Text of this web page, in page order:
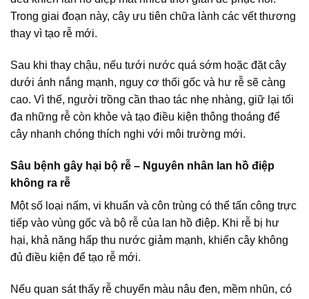
Trong giai đoạn này, cây ưu tiên chữa lành các vết thương
thay vì tạo rễ mới.
Sau khi thay chậu, nếu tưới nước quá sớm hoặc đặt cây
dưới ánh nắng mạnh, nguy cơ thối gốc và hư rễ sẽ càng
cao. Vì thế, người trồng cần thao tác nhẹ nhàng, giữ lại tối
đa những rễ còn khỏe và tạo điều kiện thông thoáng để
cây nhanh chóng thích nghi với môi trường mới.
Sâu bệnh gây hại bộ rễ – Nguyên nhân lan hồ điệp
không ra rễ
Một số loại nấm, vi khuẩn và côn trùng có thể tấn công trực
tiếp vào vùng gốc và bộ rễ của lan hồ điệp. Khi rễ bị hư
hại, khả năng hấp thu nước giảm mạnh, khiến cây không
đủ điều kiện để tạo rễ mới.
Nếu quan sát thấy rễ chuyển màu nâu đen, mềm nhũn, có